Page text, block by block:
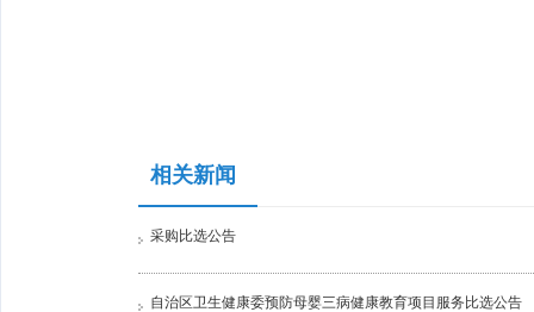
相关新闻
采购比选公告
自治区卫生健康委预防母婴三病健康教育项目服务比选公告